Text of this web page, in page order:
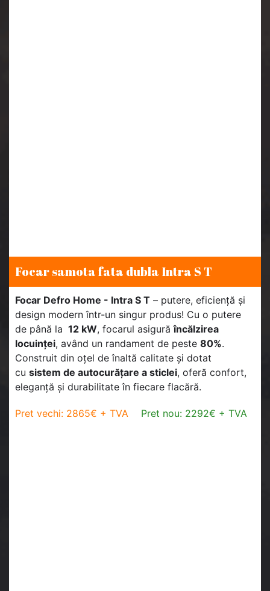
Focar samota fata dubla Intra S T
Focar Defro Home - Intra S T – putere, eficiență și
design modern într-un singur produs! Cu o putere
de până la 12 kW, focarul asigurăîncălzirea
locuinței, având un randament de peste 80%.
Construit din oțel de înaltă calitate și dotat
cu sistem de autocurățare a sticlei, oferă confort,
eleganță și durabilitate în fiecare flacără.
Pret vechi: 2865€ + TVA Pret nou: 2292€ + TVA